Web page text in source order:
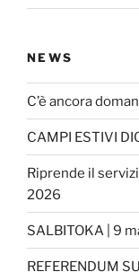
NEWS
C’è ancora
CAMPI ESTIVI
Riprende il
2026
SALBITOKA | 9
REFERENDUM